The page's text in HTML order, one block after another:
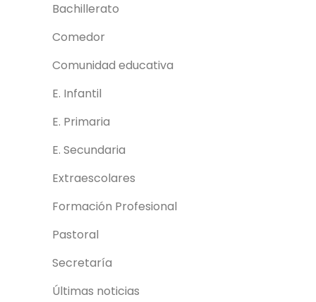
Bachillerato
Comedor
Comunidad educativa
E. Infantil
E. Primaria
E. Secundaria
Extraescolares
Formación Profesional
Pastoral
Secretaría
Últimas noticias